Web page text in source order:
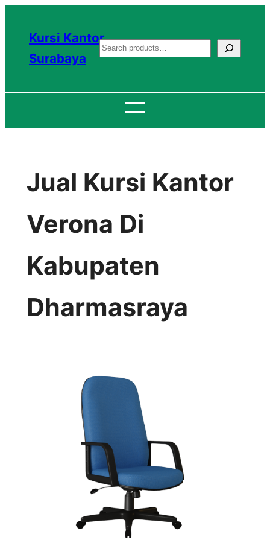
konten
Kursi Kantor
Surabaya
S
a
c
Jual Kursi Kantor
Verona Di
Kabupaten
Dharmasraya